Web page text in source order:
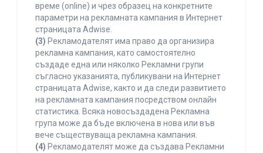
време (online) и чрез образец на конкретните
параметри на рекламната кампания в Интернет
страницата Adwise.
(3) Рекламодателят има право да организира
рекламна кампания, като самостоятелно
създаде една или няколко Рекламни групи
съгласно указанията, публикувани на Интернет
страницата Adwise, както и да следи развитието
на рекламната кампания посредством онлайн
статистика. Всяка новосъздадена Рекламна
група може да бъде включена в нова или във
вече съществуваща рекламна кампания.
(4) Рекламодателят може да създава Рекламни